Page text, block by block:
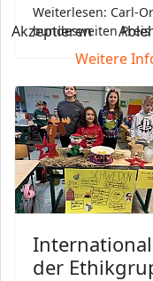
Weiterlesen: Carl-
bundesweiten
der
Akzeptieren
Weitere